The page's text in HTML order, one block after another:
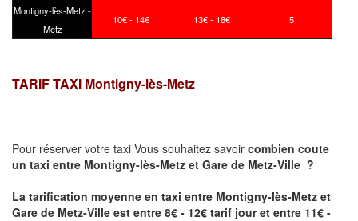
Montigny-lès-Metz -
Metz
10€ - 14€ 13€ - 18€ 5
TARIF TAXI Montigny-lès-Metz
Pour réserver votre taxi Vous souhaitez savoir combien coute
un taxi entre Montigny-lès-Metz et Gare de Metz-Ville ?
La tarification moyenne en taxi entre Montigny-lès-Metz et
Gare de Metz-Ville est entre 8€ - 12€ tarif jour et entre 11€ -